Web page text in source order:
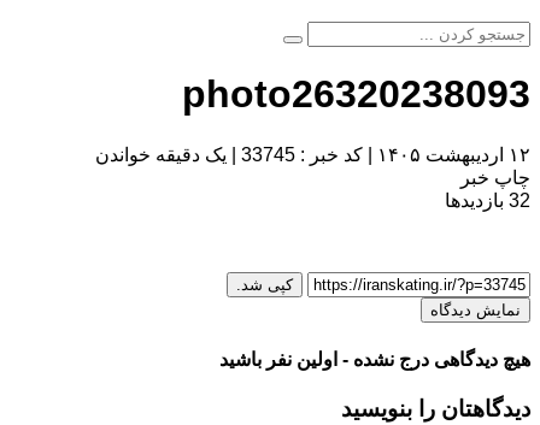
photo26320238093
۱۲ اردیبهشت ۱۴۰۵ کد خبر : 33745
یک دقیقه خواندن
چاپ خبر
32 بازدیدها
کپی شد.
نمایش دیدگاه
هیچ دیدگاهی درج نشده - اولین نفر باشید
دیدگاهتان را بنویسید